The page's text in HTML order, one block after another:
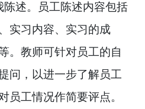
陈述。员工陈述内容包括
实习内容、实习的成
。教师可针对员工的自
问，以进一步了解员工
员工情况作简要评点。